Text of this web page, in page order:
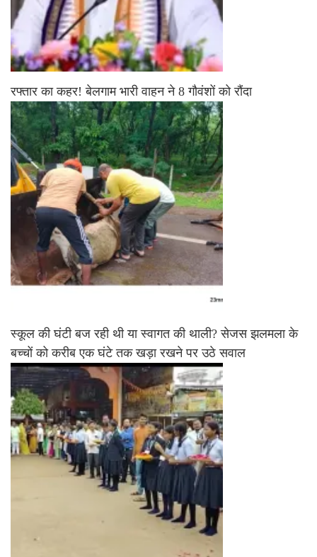
रफ्तार का कहर! बेलगाम भारी वाहन ने 8 गौवंशों को रौंदा
स्कूल की घंटी बज रही थी या स्वागत की थाली? सेजस झलमला के
बच्चों को करीब एक घंटे तक खड़ा रखने पर उठे सवाल